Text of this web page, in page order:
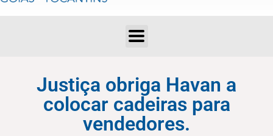
Justiça obriga Havan a
colocar cadeiras para
vendedores.